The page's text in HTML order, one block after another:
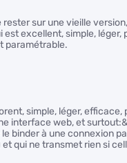
rester sur une vieille
est excellent, simple, léger,
paramétrable.
simple, léger, efficace,
interface web, et
binder à une connexion
et qui ne transmet rien si